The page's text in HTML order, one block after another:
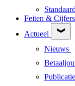
Feiten & Cijfers
Actueel
Nieuws